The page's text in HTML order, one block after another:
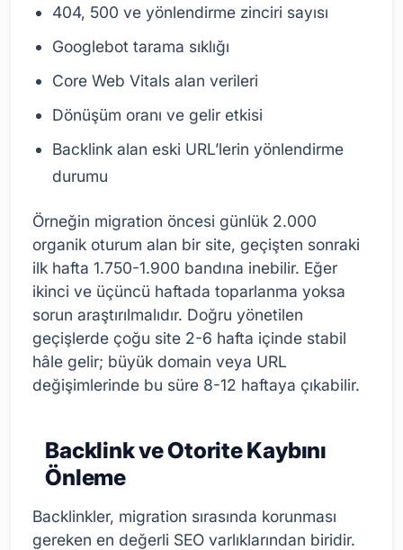
404, 500 ve yönlendirme zinciri sayısı
Googlebot tarama sıklığı
Core Web Vitals alan verileri
Dönüşüm oranı ve gelir etkisi
Backlink alan eski URL’lerin yönlendirme
durumu
Örneğin migration öncesi günlük 2.000
organik oturum alan bir site, geçişten sonraki
ilk hafta 1.750-1.900 bandına inebilir. Eğer
ikinci ve üçüncü haftada toparlanma yoksa
sorun araştırılmalıdır. Doğru yönetilen
geçişlerde çoğu site 2-6 hafta içinde stabil
hâle gelir; büyük domain veya URL
değişimlerinde bu süre 8-12 haftaya çıkabilir.
Backlink ve Otorite Kaybını
Önleme
Backlinkler, migration sırasında korunması
gereken en değerli SEO varlıklarından biridir.